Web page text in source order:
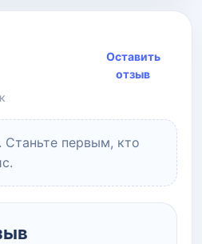
Оставить
отзыв
Станьте первым, кто